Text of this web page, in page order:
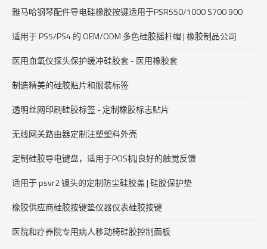
雅马哈钢琴配件导电硅橡胶按键适用于PSR550/1000 S700 900
适用于 PS5/PS4 的 OEM/ODM 多色硅胶摇杆帽 | 橡胶制品公司
医用血氧仪探头保护缓冲硅胶套 - 医用橡胶套
制造精美的硅胶贴片和服装标签
透明丝网印刷硅胶标签 - 定制橡胶标志贴片
无线网关路由器定制注塑塑料外壳
定制硅胶导电键盘，适用于POS机|良好的触觉反馈
适用于 psvr2 镜头的定制防尘硅胶盖 | 硅胶保护垫
橡胶供应商硅胶按键垫仪器仪表硅胶按键
医院和疗养院专用病人移动椅硅胶控制面板